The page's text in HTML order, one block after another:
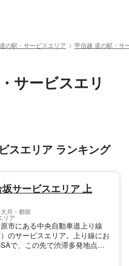
道の駅・サービスエリア 甲信越 道の駅・サ
サービスエリ
スエリア ランキング
サービスエリア 上
大月・都留
リア
市にある中央自動車道上り線
）のサービスエリア。上り線にお
で、この先で渋滞多発地点の